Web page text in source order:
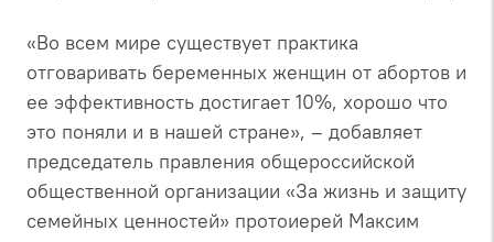
«Во всем мире существует практика
отговаривать беременных женщин от абортов и
ее эффективность достигает 10%, хорошо что
это поняли и в нашей стране», – добавляет
председатель правления общероссийской
общественной организации «За жизнь и защиту
семейных ценностей» протоиерей Максим